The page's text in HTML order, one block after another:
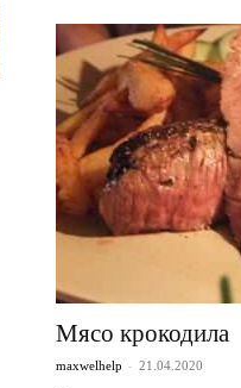
Мясо крокодила
maxwelhelp - 21.04.2020